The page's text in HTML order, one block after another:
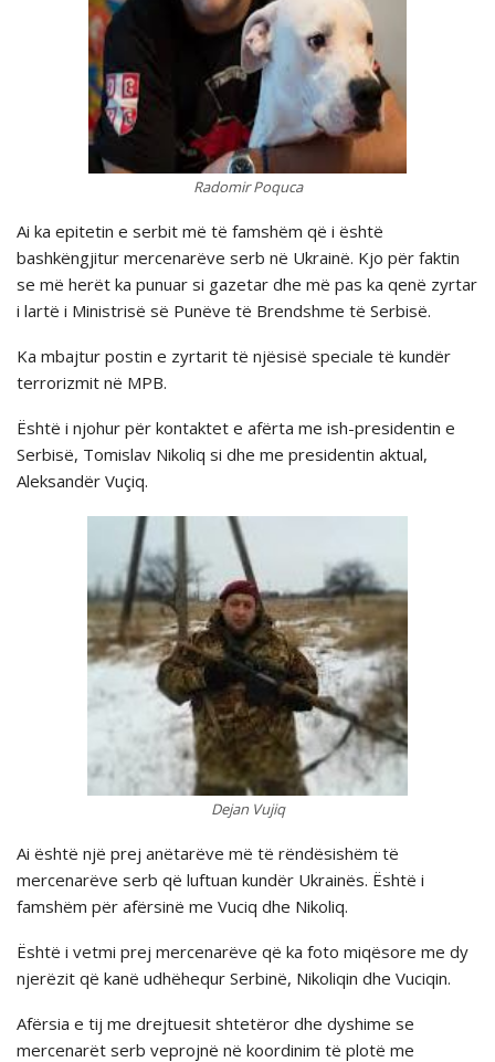
Radomir Poquca
Ai ka epitetin e serbit më të famshëm që i është
bashkëngjitur mercenarëve serb në Ukrainë. Kjo për faktin
se më herët ka punuar si gazetar dhe më pas ka qenë zyrtar
i lartë i Ministrisë së Punëve të Brendshme të Serbisë.
Ka mbajtur postin e zyrtarit të njësisë speciale të kundër
terrorizmit në MPB.
Është i njohur për kontaktet e afërta me ish-presidentin e
Serbisë, Tomislav Nikoliq si dhe me presidentin aktual,
Aleksandër Vuçiq.
Dejan Vujiq
Ai është një prej anëtarëve më të rëndësishëm të
mercenarëve serb që luftuan kundër Ukrainës. Është i
famshëm për afërsinë me Vuciq dhe Nikoliq.
Është i vetmi prej mercenarëve që ka foto miqësore me dy
njerëzit që kanë udhëhequr Serbinë, Nikoliqin dhe Vuciqin.
Afërsia e tij me drejtuesit shtetëror dhe dyshime se
mercenarët serb veprojnë në koordinim të plotë me